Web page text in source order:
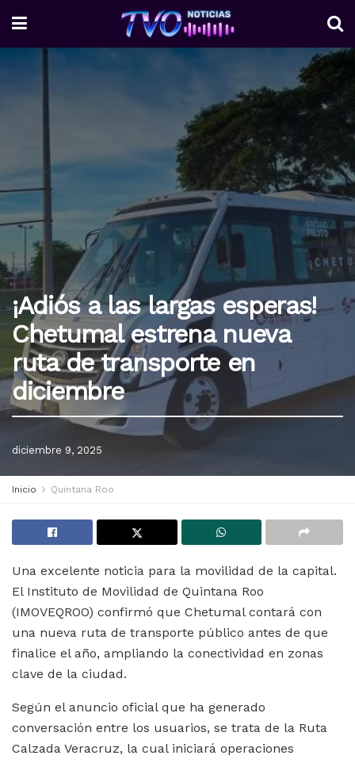
¡Adiós a las largas esperas!
Chetumal estrena nueva
ruta de transporte en
diciembre
diciembre 9, 2025
Inicio Quintana Roo
Una excelente noticia para la movilidad de la capital.
El Instituto de Movilidad de Quintana Roo
(IMOVEQROO) confirmó que Chetumal contará con
una nueva ruta de transporte público antes de que
finalice el año, ampliando la conectividad en zonas
clave de la ciudad.
Según el anuncio oficial que ha generado
conversación entre los usuarios, se trata de la Ruta
Calzada Veracruz, la cual iniciará operaciones